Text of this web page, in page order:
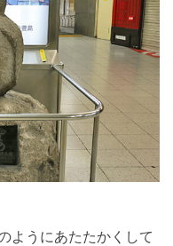
ようにあたたかくして